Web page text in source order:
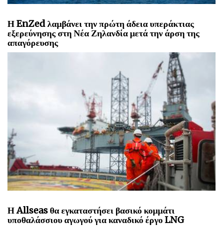
Η EnZed λαμβάνει την πρώτη άδεια υπεράκτιας
εξερεύνησης στη Νέα Ζηλανδία μετά την άρση της
απαγόρευσης
Η Allseas θα εγκαταστήσει βασικό κομμάτι
υποθαλάσσιου αγωγού για καναδικό έργο LNG